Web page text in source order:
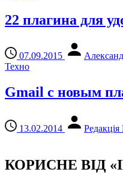
22 плагина для
07.09.2015
Техно
Gmail с новым
13.02.2014
КОРИСНЕ ВІД